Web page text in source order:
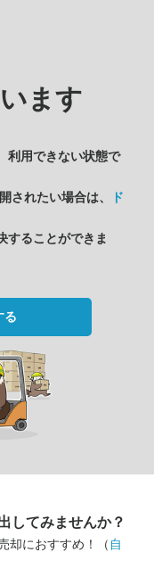
ます
利用できない状態で
されたい場合は、
ド
することができま
る
してみませんか？
却におすすめ！（ 自